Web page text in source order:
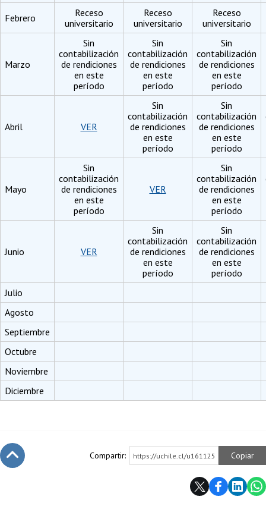
Febrero
Receso
universitario
Receso
universitario
Receso
universitario
Marzo
Sin
contabilización
de rendiciones
en este
período
Sin
contabilización
de rendiciones
en este
período
Sin
contabilización
de rendiciones
en este
período
Abril VER
Sin
contabilización
de rendiciones
en este
período
Sin
contabilización
de rendiciones
en este
período
Mayo
Sin
contabilización
de rendiciones
en este
período
VER
Sin
contabilización
de rendiciones
en este
período
Junio VER
Sin
contabilización
de rendiciones
en este
período
Sin
contabilización
de rendiciones
en este
período
Julio
Agosto
Septiembre
Octubre
Noviembre
Diciembre
Compartir: https://uchile.cl/u161125 Copiar